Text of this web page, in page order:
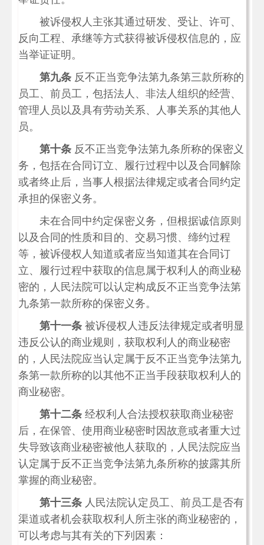
被诉侵权人主张其通过研发、受让、许可、
反向工程、承继等方式获得被诉侵权信息的，应
当举证证明。
第九条 反不正当竞争法第九条第三款所称的
员工、前员工，包括法人、非法人组织的经营、
管理人员以及具有劳动关系、人事关系的其他人
员。
第十条 反不正当竞争法第九条所称的保密义
务，包括在合同订立、履行过程中以及合同解除
或者终止后，当事人根据法律规定或者合同约定
承担的保密义务。
未在合同中约定保密义务，但根据诚信原则
以及合同的性质和目的、交易习惯、缔约过程
等，被诉侵权人知道或者应当知道其在合同订
立、履行过程中获取的信息属于权利人的商业秘
密的，人民法院可以认定构成反不正当竞争法第
九条第一款所称的保密义务。
第十一条 被诉侵权人违反法律规定或者明显
违反公认的商业规则，获取权利人的商业秘密
的，人民法院应当认定属于反不正当竞争法第九
条第一款所称的以其他不正当手段获取权利人的
商业秘密。
第十二条 经权利人合法授权获取商业秘密
后，在保管、使用商业秘密时因故意或者重大过
失导致该商业秘密被他人获取的，人民法院应当
认定属于反不正当竞争法第九条所称的披露其所
掌握的商业秘密。
第十三条 人民法院认定员工、前员工是否有
渠道或者机会获取权利人所主张的商业秘密的，
可以考虑与其有关的下列因素：